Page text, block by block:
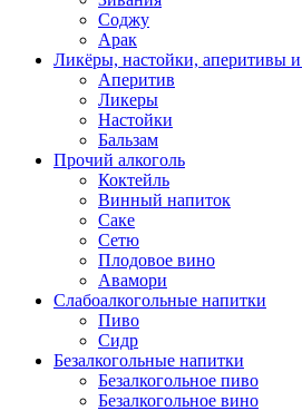
Соджу
Арак
Ликёры, настойки, аперитивы
Аперитив
Ликеры
Настойки
Бальзам
Прочий алкоголь
Коктейль
Винный напиток
Саке
Сетю
Плодовое вино
Авамори
Слабоалкогольные напитки
Пиво
Сидр
Безалкогольные напитки
Безалкогольное пиво
Безалкогольное вино